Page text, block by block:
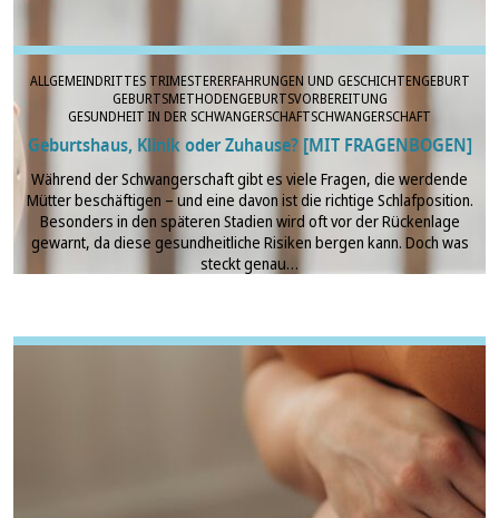
ALLGEMEINDRITTES TRIMESTERERFAHRUNGEN UND GESCHICHTENGEBURT
GEBURTSMETHODENGEBURTSVORBEREITUNG
GESUNDHEIT IN DER SCHWANGERSCHAFTSCHWANGERSCHAFT
Geburtshaus, Klinik oder Zuhause? [MIT FRAGENBOGEN]
Während der Schwangerschaft gibt es viele Fragen, die werdende
Mütter beschäftigen – und eine davon ist die richtige Schlafposition.
Besonders in den späteren Stadien wird oft vor der Rückenlage
gewarnt, da diese gesundheitliche Risiken bergen kann. Doch was
steckt genau…